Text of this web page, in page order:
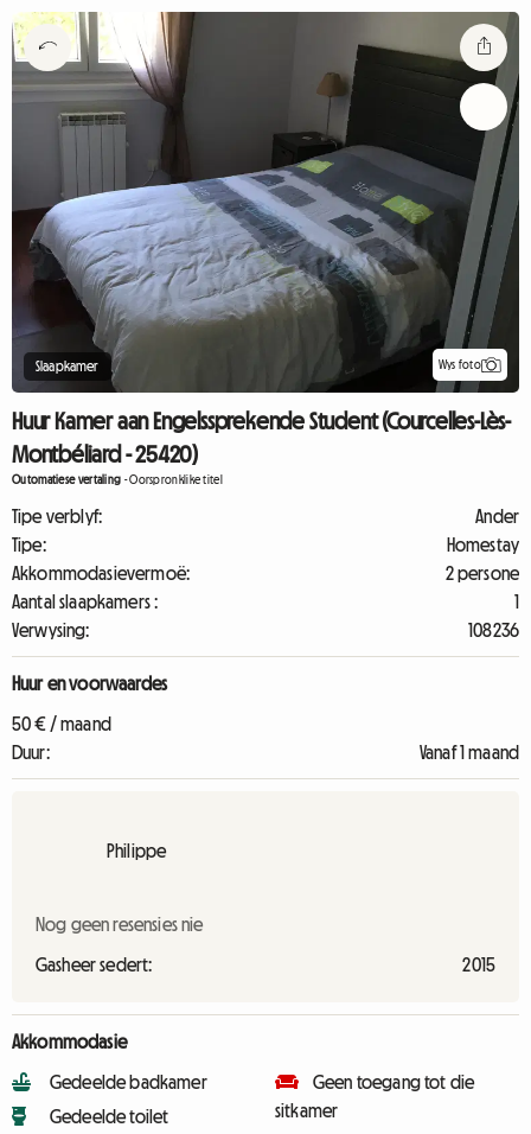
Slaapkamer Wys foto
Huur Kamer aan Engelssprekende Student (Courcelles-Lès-
Montbéliard - 25420)
Outomatiese vertaling -Oorspronklike titel
Tipe verblyf:
Ander
Tipe:
Homestay
Akkommodasievermoë:
2 persone
Aantal slaapkamers :
1
Verwysing:
108236
Huur en voorwaardes
50 € / maand
Duur:
Vanaf 1 maand
Philippe
Nog geen resensies nie
Gasheer sedert: 2015
Akkommodasie
Gedeelde badkamer
Gedeelde toilet
Geen toegang tot die
sitkamer